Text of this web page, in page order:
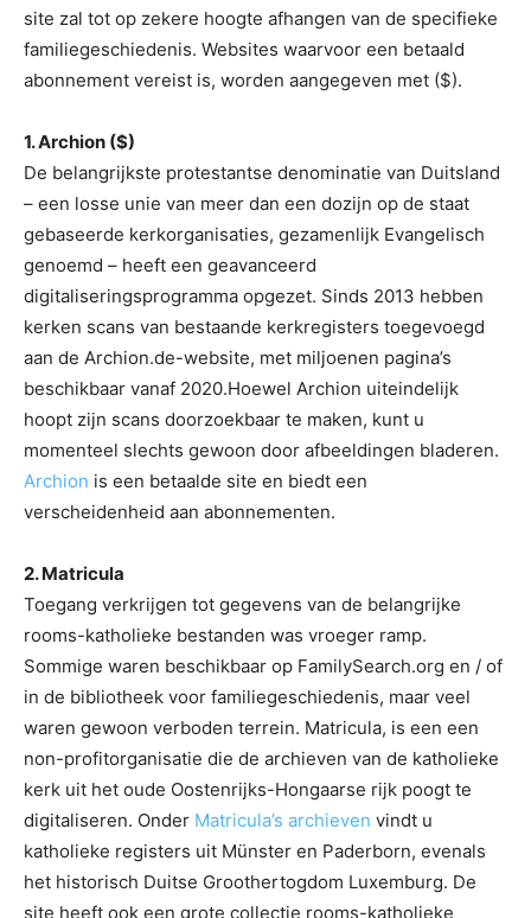
site zal tot op zekere hoogte afhangen van de specifieke
familiegeschiedenis. Websites waarvoor een betaald
abonnement vereist is, worden aangegeven met ($).
1. Archion ($)
De belangrijkste protestantse denominatie van Duitsland
– een losse unie van meer dan een dozijn op de staat
gebaseerde kerkorganisaties, gezamenlijk Evangelisch
genoemd – heeft een geavanceerd
digitaliseringsprogramma opgezet. Sinds 2013 hebben
kerken scans van bestaande kerkregisters toegevoegd
aan de Archion.de-website, met miljoenen pagina’s
beschikbaar vanaf 2020.Hoewel Archion uiteindelijk
hoopt zijn scans doorzoekbaar te maken, kunt u
momenteel slechts gewoon door afbeeldingen bladeren.
Archion is een betaalde site en biedt een
verscheidenheid aan abonnementen.
2. Matricula
Toegang verkrijgen tot gegevens van de belangrijke
rooms-katholieke bestanden was vroeger ramp.
Sommige waren beschikbaar op FamilySearch.org en / of
in de bibliotheek voor familiegeschiedenis, maar veel
waren gewoon verboden terrein. Matricula, is een een
non-profitorganisatie die de archieven van de katholieke
kerk uit het oude Oostenrijks-Hongaarse rijk poogt te
digitaliseren. Onder Matricula’s archieven vindt u
katholieke registers uit Münster en Paderborn, evenals
het historisch Duitse Groothertogdom Luxemburg. De
site heeft ook een grote collectie rooms-katholieke